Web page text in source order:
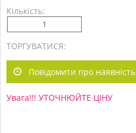
Кількість:
ТОРГУВАТИСЯ:
Повідомити про наявність
Увага!!! УТОЧНЮЙТЕ ЦІНУ